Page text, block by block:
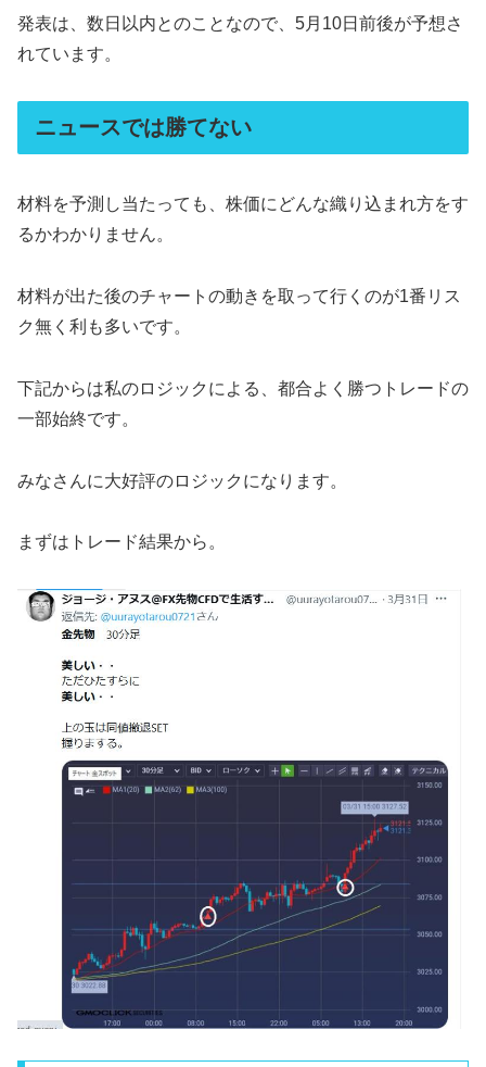
発表は、数日以内とのことなので、5月10日前後が予想さ
れています。
ニュースでは勝てない
材料を予測し当たっても、株価にどんな織り込まれ方をす
るかわかりません。
材料が出た後のチャートの動きを取って行くのが1番リス
ク無く利も多いです。
下記からは私のロジックによる、都合よく勝つトレードの
一部始終です。
みなさんに大好評のロジックになります。
まずはトレード結果から。